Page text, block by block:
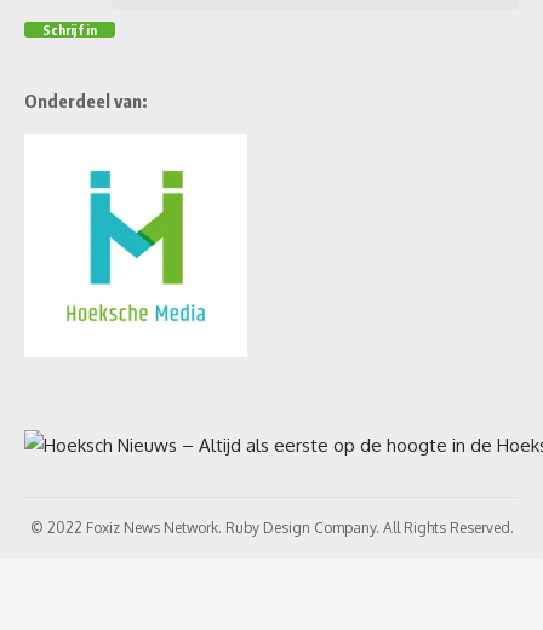
Onderdeel van:
© 2022 Foxiz News Network. Ruby Design Company. All Rights Reserved.